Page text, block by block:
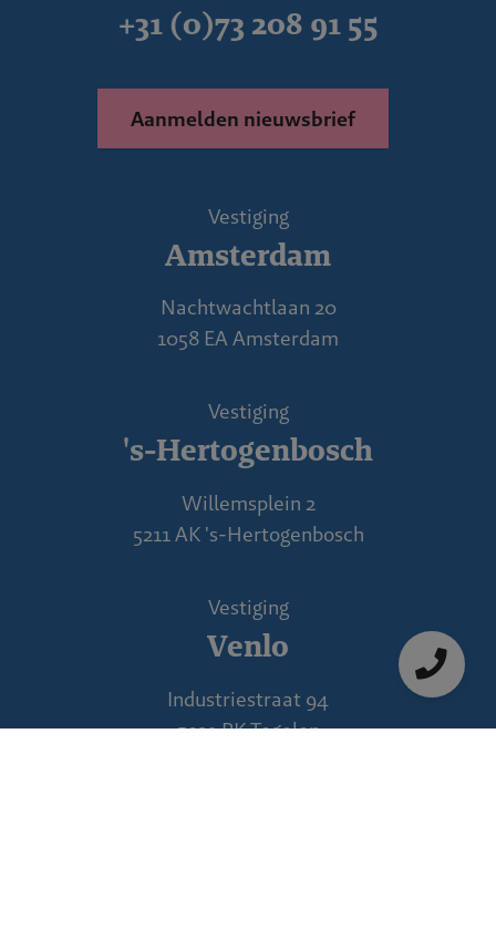
+31 (0)73 208 91 55
Aanmelden nieuwsbrief
Vestiging
Amsterdam
Nachtwachtlaan 20
1058 EA Amsterdam
Vestiging
's-Hertogenbosch
Willemsplein 2
5211 AK 's-Hertogenbosch
Vestiging
Venlo
Industriestraat 94
5931 PK Tegelen